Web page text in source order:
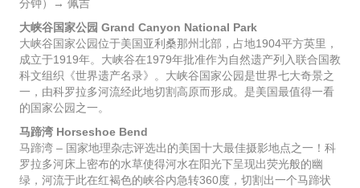
分钟）→ 佩吉
大峡谷国家公园 Grand Canyon National Park
大峡谷国家公园位于美国亚利桑那州北部，占地1904平方英里，
成立于1919年。大峡谷在1979年批准作为自然遗产列入联合国教
科文组织《世界遗产名录》。大峡谷国家公园是世界七大奇景之
一，由科罗拉多河流经此地切割高原而形成。是美国最值得一看
的国家公园之一。
马蹄湾 Horseshoe Bend
马蹄湾 – 国家地理杂志评选出的美国十大最佳摄影地点之一！科
罗拉多河床上密布的水草使得河水在阳光下呈现出荧光般的幽
绿，河流于此在红褐色的峡谷内急转360度，切割出一个马蹄状